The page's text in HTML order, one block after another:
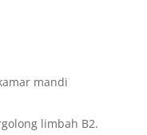
mandi
limbah B2.